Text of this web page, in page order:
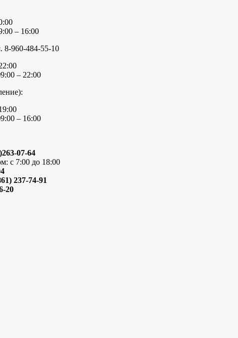
– 16:00
8-960-484-55-10
– 22:00
– 16:00
07-64
с 7:00 до 18:00
237-74-91
20